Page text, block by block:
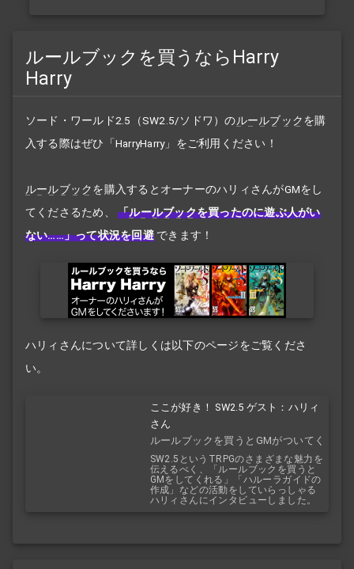
ルールブックを買うならHarry
Harry
ソード・ワールド2.5（SW2.5/ソドワ）のルールブックを購
入する際はぜひ「HarryHarry」をご利用ください！
ルールブックを購入するとオーナーのハリィさんがGMをし
てくださるため、
「ルールブックを買ったのに遊ぶ人がい
ない……」って状況を回避 できます！
ハリィさんについて詳しくは以下のページをご覧くださ
い。
ここが好き！ SW2.5 ゲスト：ハリィ
さん
ルールブックを買うとGMがついてく
る！？
SW2.5というTRPGのさまざまな魅力を
伝えるべく、「ルールブックを買うと
GMをしてくれる」「ハルーラガイドの
作成」などの活動をしていらっしゃる
ハリィさんにインタビューしました。